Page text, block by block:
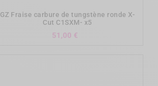
GZ Fraise carbure de tungstène ronde X-
Cut C1SXM- x5
51,00 €